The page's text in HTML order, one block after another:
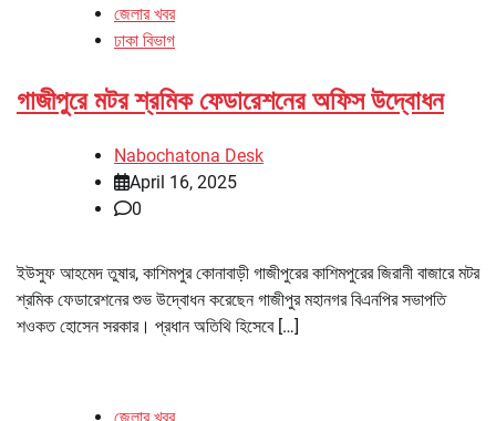
জেলার খবর
ঢাকা বিভাগ
গাজীপুরে মটর শ্রমিক ফেডারেশনের অফিস উদ্বোধন
Nabochatona Desk
April 16, 2025
0
ইউসুফ আহমেদ তুষার, কাশিমপুর কোনাবাড়ী গাজীপুরের কাশিমপুরের জিরানী বাজারে মটর
শ্রমিক ফেডারেশনের শুভ উদ্বোধন করেছেন গাজীপুর মহানগর বিএনপির সভাপতি
শওকত হোসেন সরকার। প্রধান অতিথি হিসেবে […]